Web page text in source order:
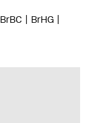
BrBC
BrHG